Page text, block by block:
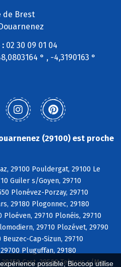
possible, Biocoop utilise
de Brest
02 30 09 01 04
° , -4,3190163 °
(29100) est proche
29100 Pouldergat, 29100 Le
Guiler s/Goyen, 29710
Plonévez-Porzay, 29710
29180 Plogonnec, 29180
Ploéven, 29710 Plonéis, 29710
29710 Plozévet, 29790
Cap-Sizun, 29710
Pluguffan, 29180
Cast, 29560 Telgruc s/Mer,